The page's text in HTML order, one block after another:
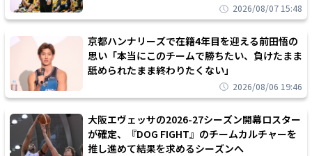
2026/08/07 15:48
京都ハンナリーズで在籍4年目を迎える前田悟の
思い「本当にこのチームで勝ちたい、負けたまま
舐められたまま終わりたくない」
2026/08/06 19:46
大阪エヴェッサの2026-27シーズン開幕ロスター
が確定、『DOG FIGHT』のチームカルチャーを
推し進めて結果を求めるシーズンへ